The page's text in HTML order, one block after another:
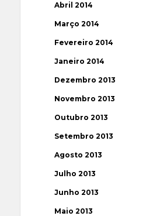
Abril 2014
Março 2014
Fevereiro 2014
Janeiro 2014
Dezembro 2013
Novembro 2013
Outubro 2013
Setembro 2013
Agosto 2013
Julho 2013
Junho 2013
Maio 2013